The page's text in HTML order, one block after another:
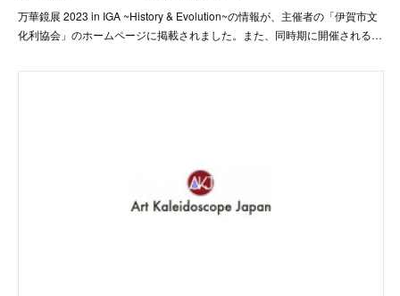
万華鏡展 2023 in IGA ~History & Evolution~の情報が、主催者の「伊賀市文
化利協会」のホームページに掲載されました。また、同時期に開催される…